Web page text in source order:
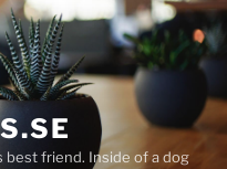
best friend. Inside of a dog